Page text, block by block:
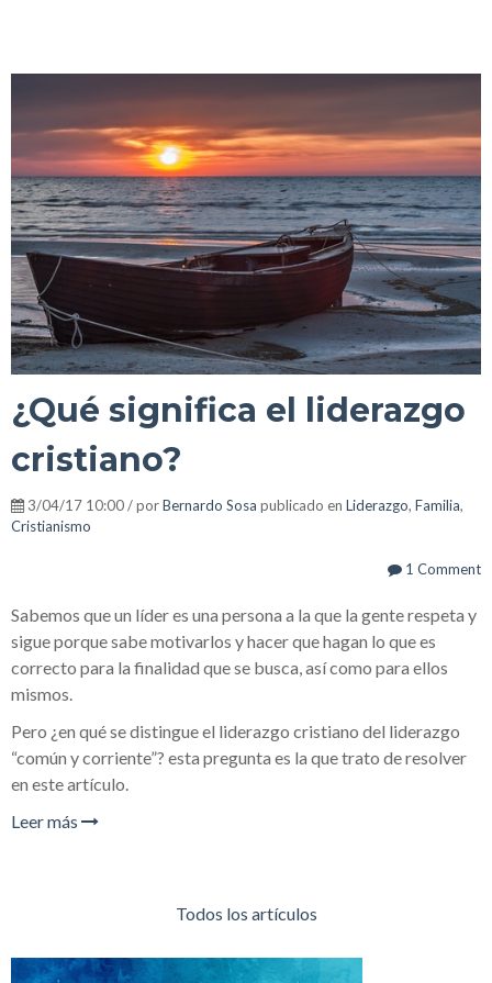
¿Qué significa el liderazgo
cristiano?
3/04/17 10:00 / porBernardo Sosa publicado en Liderazgo, Familia,
Cristianismo
1 Comment
Sabemos que un líder es una persona a la que la gente respeta y
sigue porque sabe motivarlos y hacer que hagan lo que es
correcto para la finalidad que se busca, así como para ellos
mismos.
Pero ¿en qué se distingue el liderazgo cristiano del liderazgo
“común y corriente”? esta pregunta es la que trato de resolver
en este artículo.
Leer más
Todos los artículos